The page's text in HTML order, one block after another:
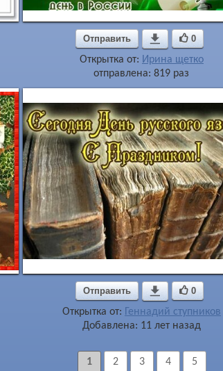
Отправить  0
Открытка от: Ирина щетко
отправлена: 819 раз
Отправить  0
Открытка от:
Геннадий ступников
Добавлена: 11 лет назад
1 2 3 4 5